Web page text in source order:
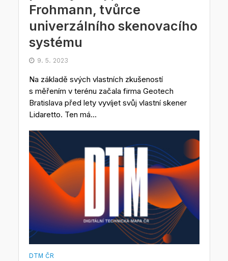
Frohmann, tvůrce
univerzálního skenovacího
systému
9. 5. 2023
Na základě svých vlastních zkušeností
s měřením v terénu začala firma Geotech
Bratislava před lety vyvíjet svůj vlastní skener
Lidaretto. Ten má...
DTM ČR